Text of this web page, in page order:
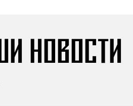
НОВОСТИ